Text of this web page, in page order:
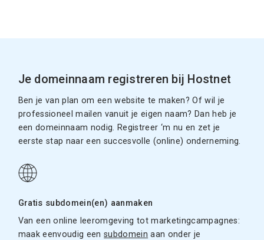
Je domeinnaam registreren bij Hostnet
Ben je van plan om een website te maken? Of wil je
professioneel mailen vanuit je eigen naam? Dan heb je
een domeinnaam nodig. Registreer ‘m nu en zet je
eerste stap naar een succesvolle (online) onderneming.
Gratis subdomein(en) aanmaken
Van een online leeromgeving tot marketingcampagnes:
maak eenvoudig eensubdomein aan onder je